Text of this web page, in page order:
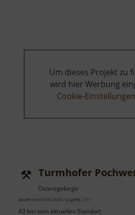
Um dieses Projekt zu
wird hier Werbung
Cookie-
Turmhofer
Osterzgebirge
aktuell vom 07.06.2026 / Zugriffe: 2717
43 km vom aktuellen Standort